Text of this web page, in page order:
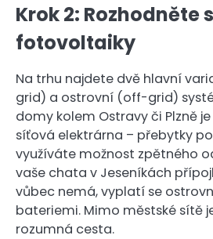
Krok 2: Rozhodněte
fotovoltaiky
Na trhu najdete dvě hlavní
grid) a ostrovní (off-grid)
domy kolem Ostravy či Plzně
síťová elektrárna – přebytky
využíváte možnost zpětného
vaše chata v Jeseníkách
vůbec nemá, vyplatí se
bateriemi. Mimo městské sítě
rozumná cesta.